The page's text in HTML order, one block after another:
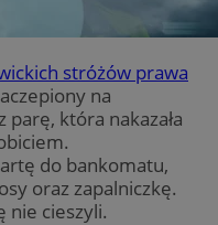
stróżów prawa
na
która nakazała
do bankomatu,
oraz zapalniczkę.
nie cieszyli.